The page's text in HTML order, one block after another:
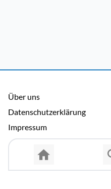
Über uns
Datenschutzerklärung
Impressum
Allgemeine